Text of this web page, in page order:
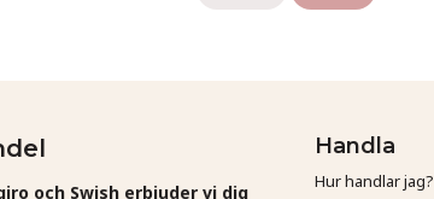
och Swish erbjuder vi dig
Handla
Hur handlar jag?